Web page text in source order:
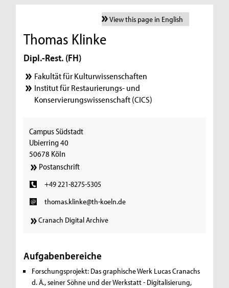
View this page in English
Thomas Klinke
Dipl.-Rest. (FH)
Fakultät für Kulturwissenschaften
Institut für Restaurierungs- und
Konservierungswissenschaft (CICS)
Campus Südstadt
Ubierring 40
50678 Köln
Postanschrift
+49 221-8275-5305
thomas.klinke@th-koeln.de
Cranach Digital Archive
Aufgabenbereiche
Forschungsprojekt: Das graphische Werk Lucas Cranachs
d. Ä., seiner Söhne und der Werkstatt - Digitalisierung,